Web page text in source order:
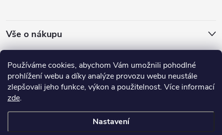
Používáme cookies, abychom Vám umožnili pohodlné
prohlížení webu a díky analýze provozu webu neustále
zlepšovali jeho funkce, výkon a použitelnost. Více informací
zde.
Nastavení
Vše o nákupu
O Fleppi
Inspirace pro vás